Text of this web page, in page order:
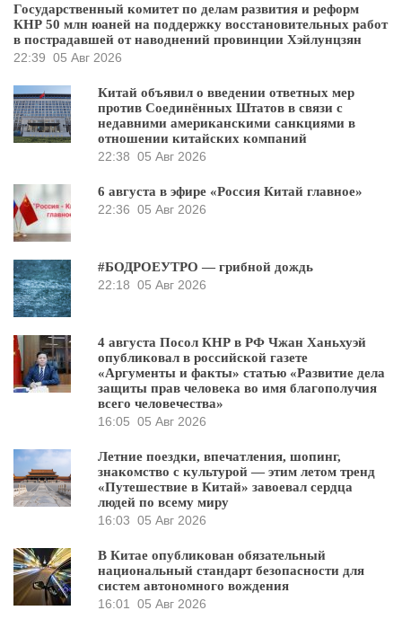
Государственный комитет по делам развития и реформ
КНР 50 млн юаней на поддержку восстановительных работ
в пострадавшей от наводнений провинции Хэйлунцзян
22:39 05 Авг 2026
Китай объявил о введении ответных мер
против Соединённых Штатов в связи с
недавними американскими санкциями в
отношении китайских компаний
22:38 05 Авг 2026
6 августа в эфире «Россия Китай главное»
22:36 05 Авг 2026
#БОДРОЕУТРО — грибной дождь
22:18 05 Авг 2026
4 августа Посол КНР в РФ Чжан Ханьхуэй
опубликовал в российской газете
«Аргументы и факты» статью «Развитие дела
защиты прав человека во имя благополучия
всего человечества»
16:05 05 Авг 2026
Летние поездки, впечатления, шопинг,
знакомство с культурой — этим летом тренд
«Путешествие в Китай» завоевал сердца
людей по всему миру
16:03 05 Авг 2026
В Китае опубликован обязательный
национальный стандарт безопасности для
систем автономного вождения
16:01 05 Авг 2026